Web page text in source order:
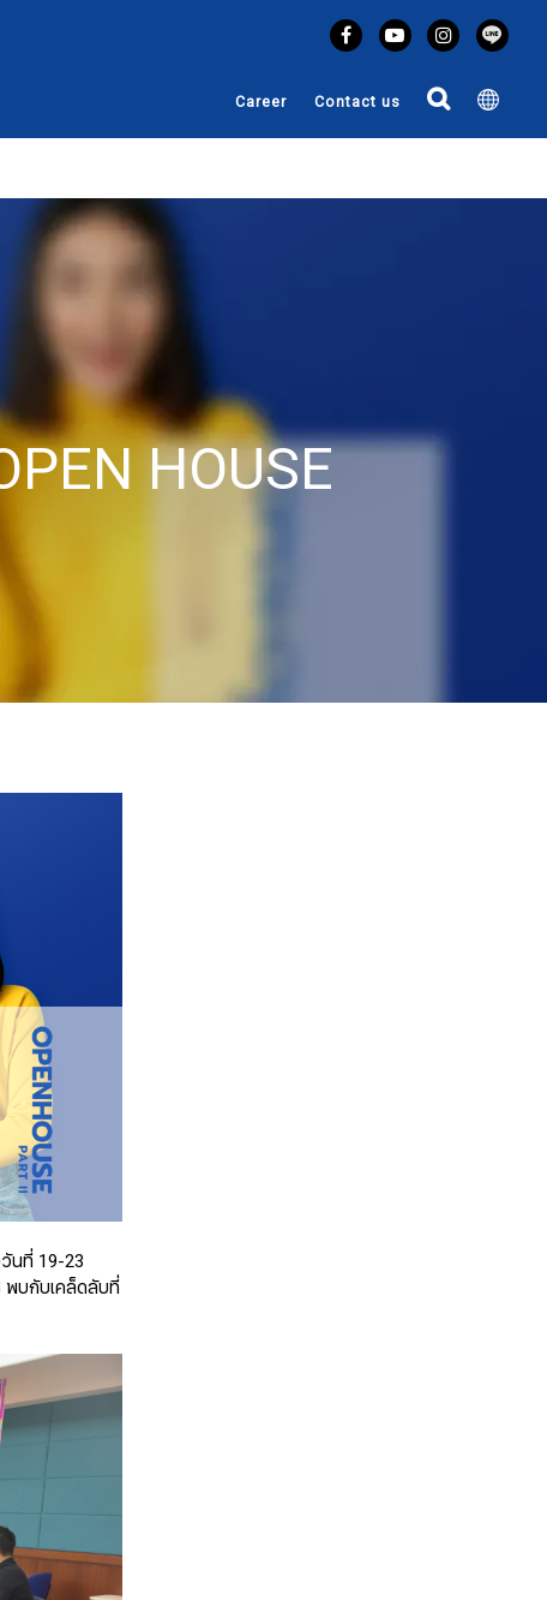
Career Contact us
HOUSE
นที่ 19-23
พบกับเคล็ดลับที่